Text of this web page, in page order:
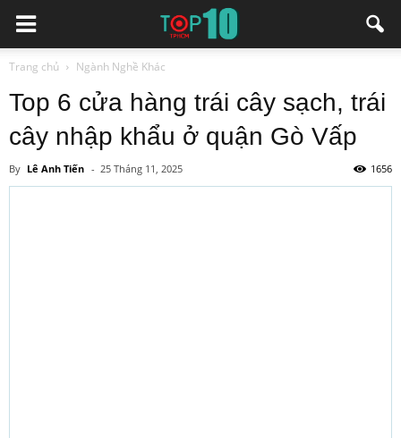
Trang chủ Ngành Nghề Khác
Top 6 cửa hàng trái cây sạch, trái
cây nhập khẩu ở quận Gò Vấp
By Lê Anh Tiến - 25 Tháng 11, 2025 1656